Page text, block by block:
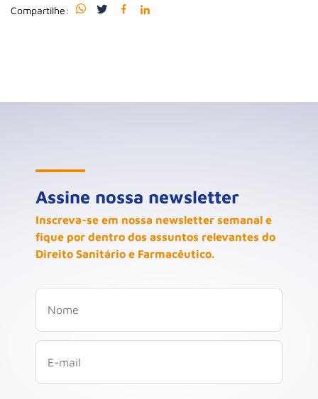
Compartilhe:
Assine nossa newsletter
Inscreva-se em nossa newsletter semanal e
fique por dentro dos assuntos relevantes do
Direito Sanitário e Farmacêutico.